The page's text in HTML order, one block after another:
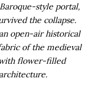
style portal,
the collapse.
open-air historical
of the medieval
flower-filled